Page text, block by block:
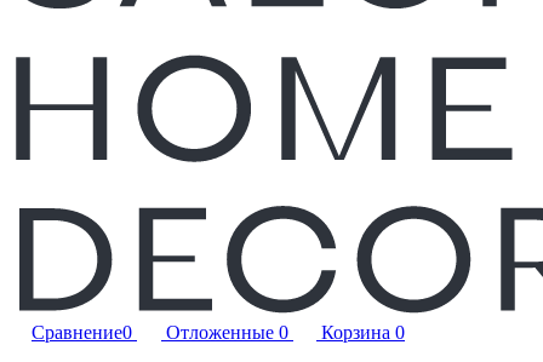
Сравнение0 Отложенные 0 Корзина 0